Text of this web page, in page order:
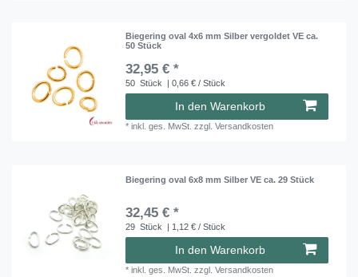
Biegering oval 4x6 mm Silber vergoldet VE ca.
50 Stück
32,95 € *
50 Stück | 0,66 € / Stück
In den Warenkorb
*inkl. ges. MwSt. zzgl.Versandkosten
Biegering oval 6x8 mm Silber VE ca. 29 Stück
32,45 € *
29 Stück | 1,12 € / Stück
In den Warenkorb
*inkl. ges. MwSt. zzgl.Versandkosten